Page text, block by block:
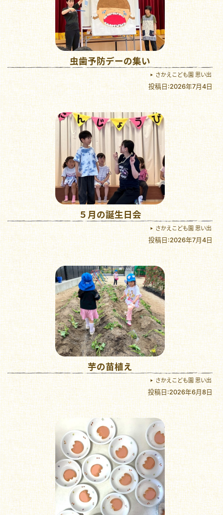
虫歯予防デーの集い
さかえこども園 思い出
投稿日:2026年7月4日
５月の誕生日会
さかえこども園 思い出
投稿日:2026年7月4日
芋の苗植え
さかえこども園 思い出
投稿日:2026年6月8日